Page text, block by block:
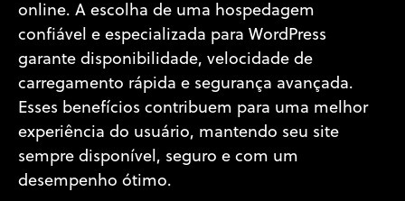
online. A escolha de uma hospedagem
confiável e especializada para WordPress
garante disponibilidade, velocidade de
carregamento rápida e segurança avançada.
Esses benefícios contribuem para uma melhor
experiência do usuário, mantendo seu site
sempre disponível, seguro e com um
desempenho ótimo.